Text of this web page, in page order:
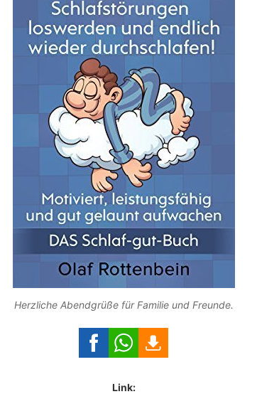
Herzliche Abendgrüße für Familie und Freunde.
Link: